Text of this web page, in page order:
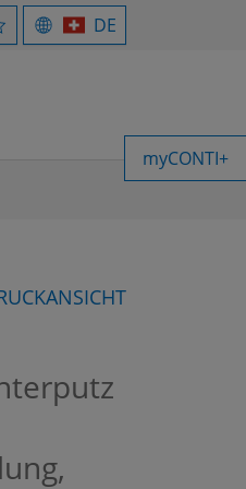
DE
myCONTI+